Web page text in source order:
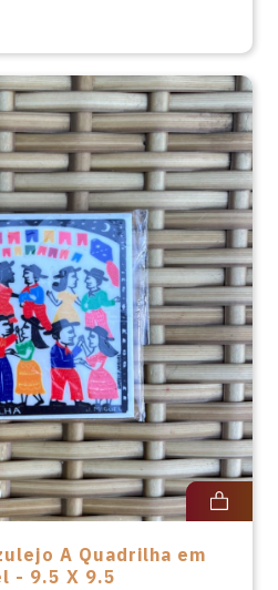
A Quadrilha em
- 9.5 X 9.5